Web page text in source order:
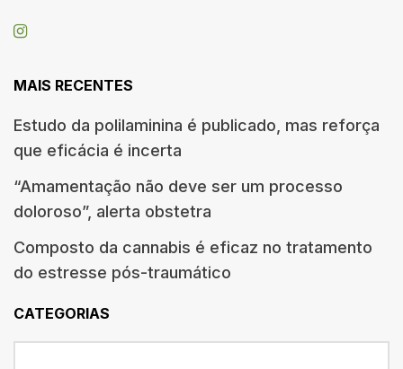
MAIS RECENTES
Estudo da polilaminina é publicado, mas reforça
que eficácia é incerta
“Amamentação não deve ser um processo
doloroso”, alerta obstetra
Composto da cannabis é eficaz no tratamento
do estresse pós-traumático
CATEGORIAS